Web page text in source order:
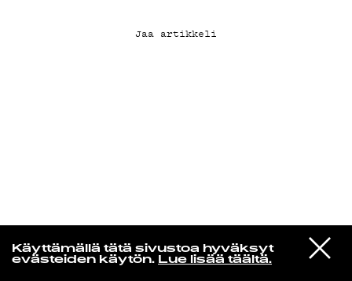
Käyttämällä tätä sivustoa hyväksyt
evästeiden käytön. Lue lisää täältä.
VIESTI
STUDIOON
Neil Young
Ambulance Blues
Jaa artikkeli